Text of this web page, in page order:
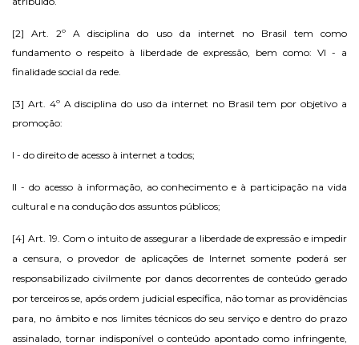
[2] Art. 2º A disciplina do uso da internet no Brasil tem como
fundamento o respeito à liberdade de expressão, bem como: VI - a
finalidade social da rede.
[3] Art. 4º A disciplina do uso da internet no Brasil tem por objetivo a
promoção:
I - do direito de acesso à internet a todos;
II - do acesso à informação, ao conhecimento e à participação na vida
cultural e na condução dos assuntos públicos;
[4] Art. 19. Com o intuito de assegurar a liberdade de expressão e impedir
a censura, o provedor de aplicações de Internet somente poderá ser
responsabilizado civilmente por danos decorrentes de conteúdo gerado
por terceiros se, após ordem judicial específica, não tomar as providências
para, no âmbito e nos limites técnicos do seu serviço e dentro do prazo
assinalado, tornar indisponível o conteúdo apontado como infringente,